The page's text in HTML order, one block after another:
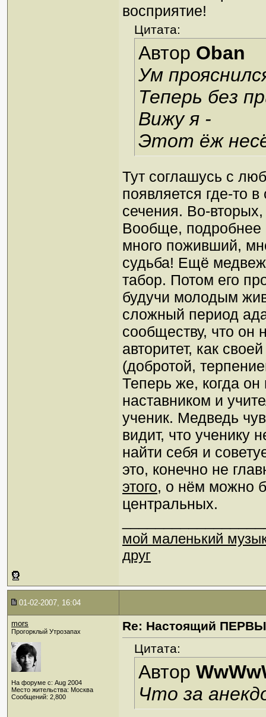
восприятие!
Цитата:
Автор Oban
Ум
Теперь без
Вижу я -
Этот ёж
Тут соглашусь с
появляется где-то в
сечения. Во-
Вообще, подробнее
много поживший,
судьба! Ещё
табор. Потом его
будучи молодым
сложный период
сообществу, что
авторитет, как
(добротой,
Теперь же, когда
наставником и
ученик. Медведь
видит, что ученику
найти себя и
это, конечно не
этого, о нём можно
центральных.
мой маленький
друг
01-02-2007, 16:04
mors
Прогорклый Утрозапах
На форуме с: Aug 2004
Место жительства: Москва
Сообщений: 2,800
Re: Настоящий
Цитата:
Автор
Что за